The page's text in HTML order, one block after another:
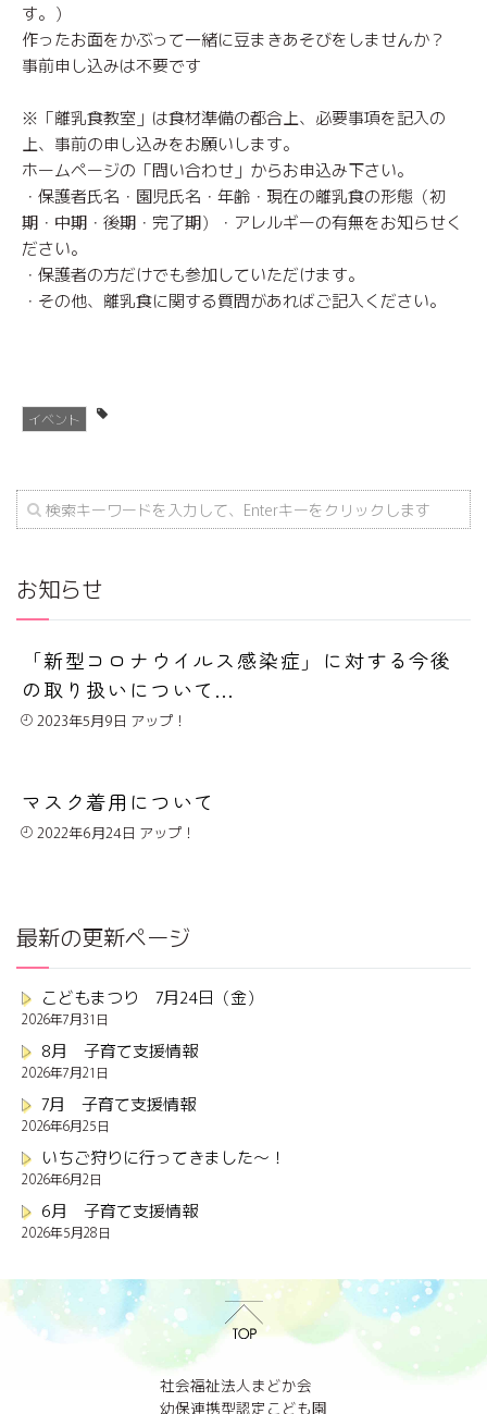
す。）
作ったお面をかぶって一緒に豆まきあそびをしませんか？
事前申し込みは不要です
※「離乳食教室」は食材準備の都合上、必要事項を記入の
上、事前の申し込みをお願いします。
ホームページの「問い合わせ」からお申込み下さい。
・保護者氏名・園児氏名・年齢・現在の離乳食の形態（初
期・中期・後期・完了期）・アレルギーの有無をお知らせく
ださい。
・保護者の方だけでも参加していただけます。
・その他、離乳食に関する質問があればご記入ください。
イベント
お知らせ
「新型コロナウイルス感染症」に対する今後
の取り扱いについて...
2023年5月9日
マスク着用について
2022年6月24日
最新の更新ページ
こどもまつり 7月24日（金）
2026年7月31日
8月 子育て支援情報
2026年7月21日
7月 子育て支援情報
2026年6月25日
いちご狩りに行ってきました～！
2026年6月2日
6月 子育て支援情報
2026年5月28日
社会福祉法人まどか会
幼保連携型認定こども園